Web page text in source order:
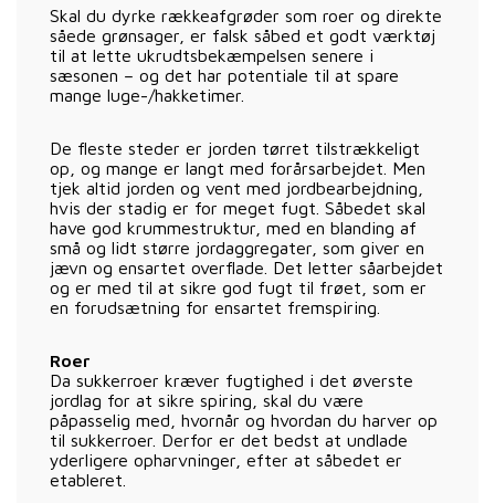
Skal du dyrke rækkeafgrøder som roer og direkte
såede grønsager, er falsk såbed et godt værktøj
til at lette ukrudtsbekæmpelsen senere i
sæsonen – og det har potentiale til at spare
mange luge-/hakketimer.
De fleste steder er jorden tørret tilstrækkeligt
op, og mange er langt med forårsarbejdet. Men
tjek altid jorden og vent med jordbearbejdning,
hvis der stadig er for meget fugt. Såbedet skal
have god krummestruktur, med en blanding af
små og lidt større jordaggregater, som giver en
jævn og ensartet overflade. Det letter såarbejdet
og er med til at sikre god fugt til frøet, som er
en forudsætning for ensartet fremspiring.
Roer
Da sukkerroer kræver fugtighed i det øverste
jordlag for at sikre spiring, skal du være
påpasselig med, hvornår og hvordan du harver op
til sukkerroer. Derfor er det bedst at undlade
yderligere opharvninger, efter at såbedet er
etableret.